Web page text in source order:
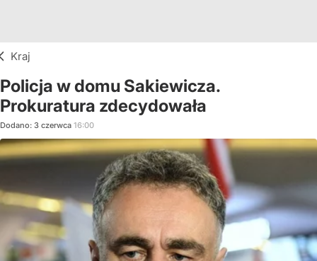
Kraj
Policja w domu Sakiewicza.
Prokuratura zdecydowała
Dodano: 3 czerwca 16:00